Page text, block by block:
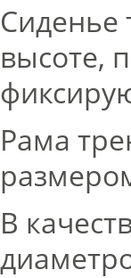
Сиденье
высоте,
Рама
В